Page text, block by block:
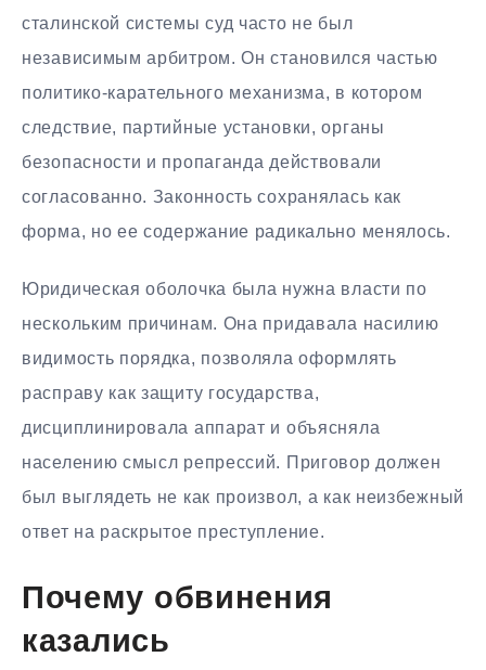
сталинской системы суд часто не был
независимым арбитром. Он становился частью
политико-карательного механизма, в котором
следствие, партийные установки, органы
безопасности и пропаганда действовали
согласованно. Законность сохранялась как
форма, но ее содержание радикально менялось.
Юридическая оболочка была нужна власти по
нескольким причинам. Она придавала насилию
видимость порядка, позволяла оформлять
расправу как защиту государства,
дисциплинировала аппарат и объясняла
населению смысл репрессий. Приговор должен
был выглядеть не как произвол, а как неизбежный
ответ на раскрытое преступление.
Почему обвинения
казались